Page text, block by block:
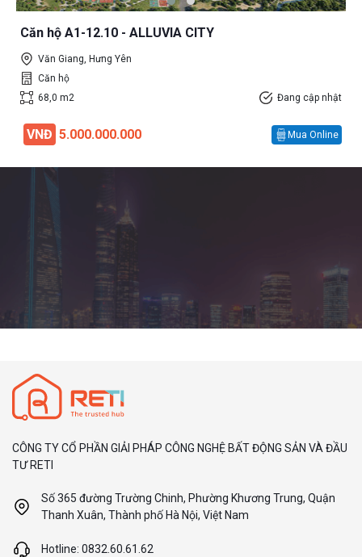
Căn hộ A1-12.10 - ALLUVIA CITY
Văn Giang, Hưng Yên
Căn hộ
68,0 m2
Đang cập nhật
VNĐ 5.000.000.000 Mua Online
CÔNG TY CỔ PHẦN GIẢI PHÁP CÔNG NGHỆ BẤT ĐỘNG SẢN VÀ ĐẦU
TƯ RETI
Số 365 đường Trường Chinh, Phường Khương Trung, Quận
Thanh Xuân, Thành phố Hà Nội, Việt Nam
Hotline: 0832.60.61.62